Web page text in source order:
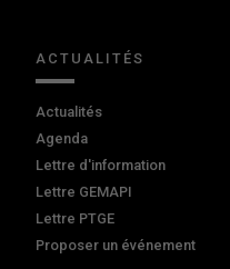
ACTUALITÉS
Actualités
Agenda
Lettre d'information
Lettre GEMAPI
Lettre PTGE
Proposer un événement